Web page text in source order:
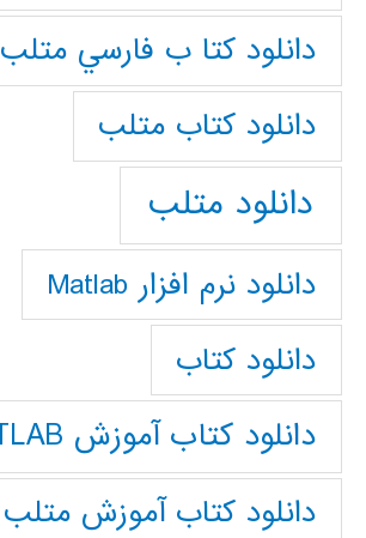
دانلود كتا ب فارسي متلب
دانلود كتاب متلب
دانلود متلب
دانلود نرم افزار Matlab
دانلود کتاب
دانلود کتاب آموزش MATLAB
دانلود کتاب آموزش متلب